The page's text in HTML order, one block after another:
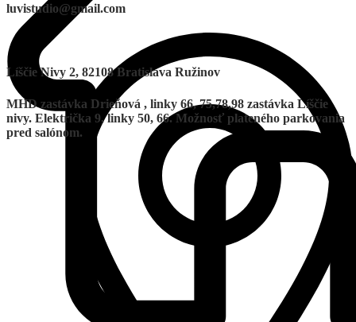
luvistudio@gmail.com
Líščie Nivy 2, 82108 Bratislava Ružinov
MHD zastávka Drieňová , linky 66, 75,78,98 zastávka Líščie
nivy. Električka 9, linky 50, 66. Možnosť plateného parkovania
pred salónom.